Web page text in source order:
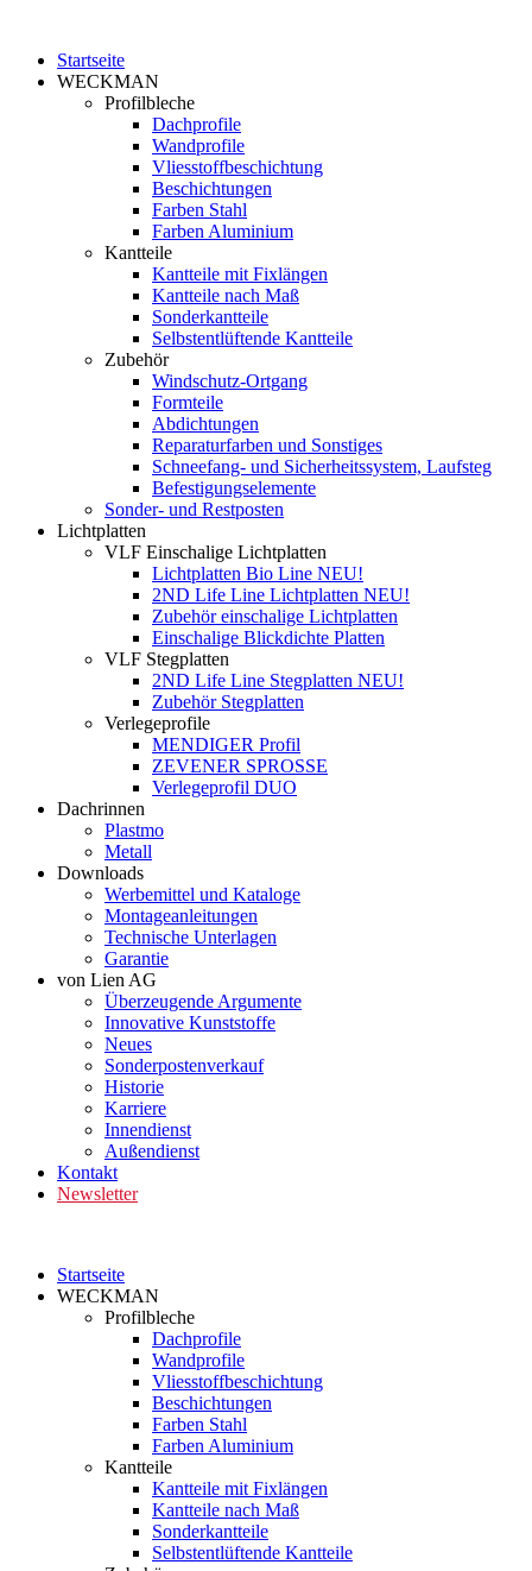
Startseite
WECKMAN
Profilbleche
Dachprofile
Wandprofile
Vliesstoffbeschichtung
Beschichtungen
Farben Stahl
Farben Aluminium
Kantteile
Kantteile mit Fixlängen
Kantteile nach Maß
Sonderkantteile
Selbstentlüftende Kantteile
Zubehör
Windschutz-Ortgang
Formteile
Abdichtungen
Reparaturfarben und Sonstiges
Schneefang- und Sicherheitssystem, Laufsteg
Befestigungselemente
Sonder- und Restposten
Lichtplatten
VLF Einschalige Lichtplatten
Lichtplatten Bio Line NEU!
2ND Life Line Lichtplatten NEU!
Zubehör einschalige Lichtplatten
Einschalige Blickdichte Platten
VLF Stegplatten
2ND Life Line Stegplatten NEU!
Zubehör Stegplatten
Verlegeprofile
MENDIGER Profil
ZEVENER SPROSSE
Verlegeprofil DUO
Dachrinnen
Plastmo
Metall
Downloads
Werbemittel und Kataloge
Montageanleitungen
Technische Unterlagen
Garantie
von Lien AG
Überzeugende Argumente
Innovative Kunststoffe
Neues
Sonderpostenverkauf
Historie
Karriere
Innendienst
Außendienst
Kontakt
Newsletter
Startseite
WECKMAN
Profilbleche
Dachprofile
Wandprofile
Vliesstoffbeschichtung
Beschichtungen
Farben Stahl
Farben Aluminium
Kantteile
Kantteile mit Fixlängen
Kantteile nach Maß
Sonderkantteile
Selbstentlüftende Kantteile